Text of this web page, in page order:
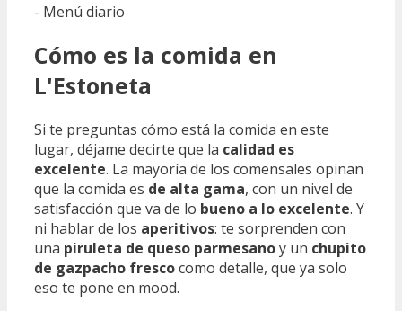
- Menú diario
Cómo es la comida en
L'Estoneta
Si te preguntas cómo está la comida en este
lugar, déjame decirte que la calidad es
excelente. La mayoría de los comensales opinan
que la comida es de alta gama, con un nivel de
satisfacción que va de lo bueno a lo excelente. Y
ni hablar de los aperitivos: te sorprenden con
una piruleta de queso parmesanoy un chupito
de gazpacho frescocomo detalle, que ya solo
eso te pone en mood.